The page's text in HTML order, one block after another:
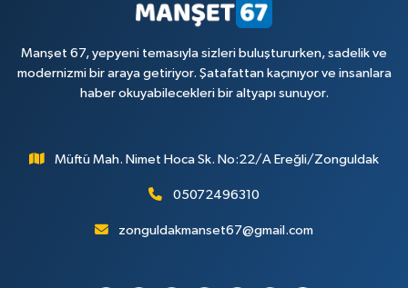
Manşet 67, yepyeni temasıyla sizleri buluştururken, sadelik ve
modernizmi bir araya getiriyor. Şatafattan kaçınıyor ve insanlara
haber okuyabilecekleri bir altyapı sunuyor.
Müftü Mah. Nimet Hoca Sk. No:22/A Ereğli/Zonguldak
05072496310
zonguldakmanset67@gmail.com